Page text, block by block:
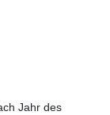
Jahr des